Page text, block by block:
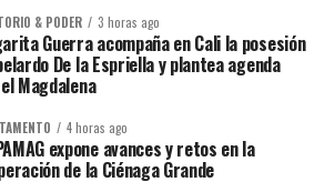
& PODER 3 horas ago
Guerra acompaña en Cali la posesión
De la Espriella y plantea agenda
Magdalena
4 horas ago
expone avances y retos en la
de la Ciénaga Grande